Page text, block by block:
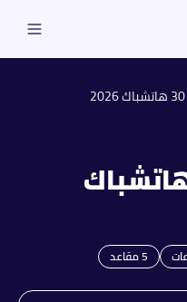
2026
5مقاعد